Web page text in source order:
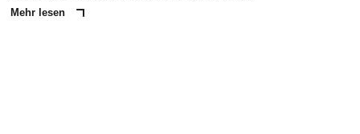
Mehr lesen